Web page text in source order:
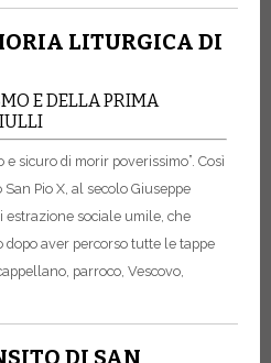
LITURGICA DI
E DELLA PRIMA
sicuro di morir poverissimo”. Così
Pio X, al secolo Giuseppe
estrazione sociale umile, che
dopo aver percorso tutte le tappe
parroco, Vescovo,
DI SAN